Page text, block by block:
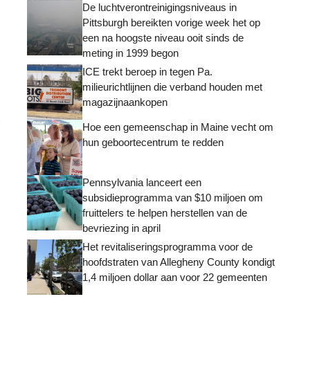
De luchtverontreinigingsniveaus in
Pittsburgh bereikten vorige week het op
een na hoogste niveau ooit sinds de
meting in 1999 begon
ICE trekt beroep in tegen Pa.
milieurichtlijnen die verband houden met
magazijnaankopen
Hoe een gemeenschap in Maine vecht om
hun geboortecentrum te redden
Pennsylvania lanceert een
subsidieprogramma van $10 miljoen om
fruittelers te helpen herstellen van de
bevriezing in april
Het revitaliseringsprogramma voor de
hoofdstraten van Allegheny County kondigt
1,4 miljoen dollar aan voor 22 gemeenten